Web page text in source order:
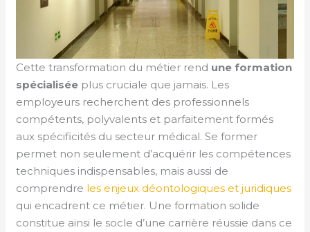
Cette transformation du métier rend une formation
spécialisée plus cruciale que jamais. Les
employeurs recherchent des professionnels
compétents, polyvalents et parfaitement formés
aux spécificités du secteur médical. Se former
permet non seulement d’acquérir les compétences
techniques indispensables, mais aussi de
comprendre les enjeux déontologiques et juridiques
qui encadrent ce métier. Une formation solide
constitue ainsi le socle d’une carrière réussie dans ce